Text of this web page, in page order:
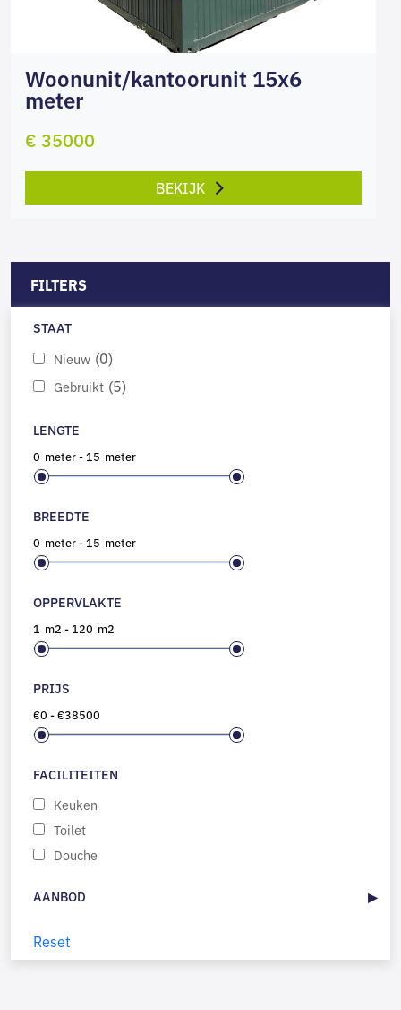
FILTERS
STAAT
Nieuw (0)
Gebruikt (5)
LENGTE
0 meter-15 meter
BREEDTE
0 meter-15 meter
OPPERVLAKTE
1 m2 -120 m2
PRIJS
€0 -€38500
FACILITEITEN
Keuken
Toilet
Douche
AANBOD
Reset
Woonunit/kantoorunit 15x6
meter
€ 35000
BEKIJK